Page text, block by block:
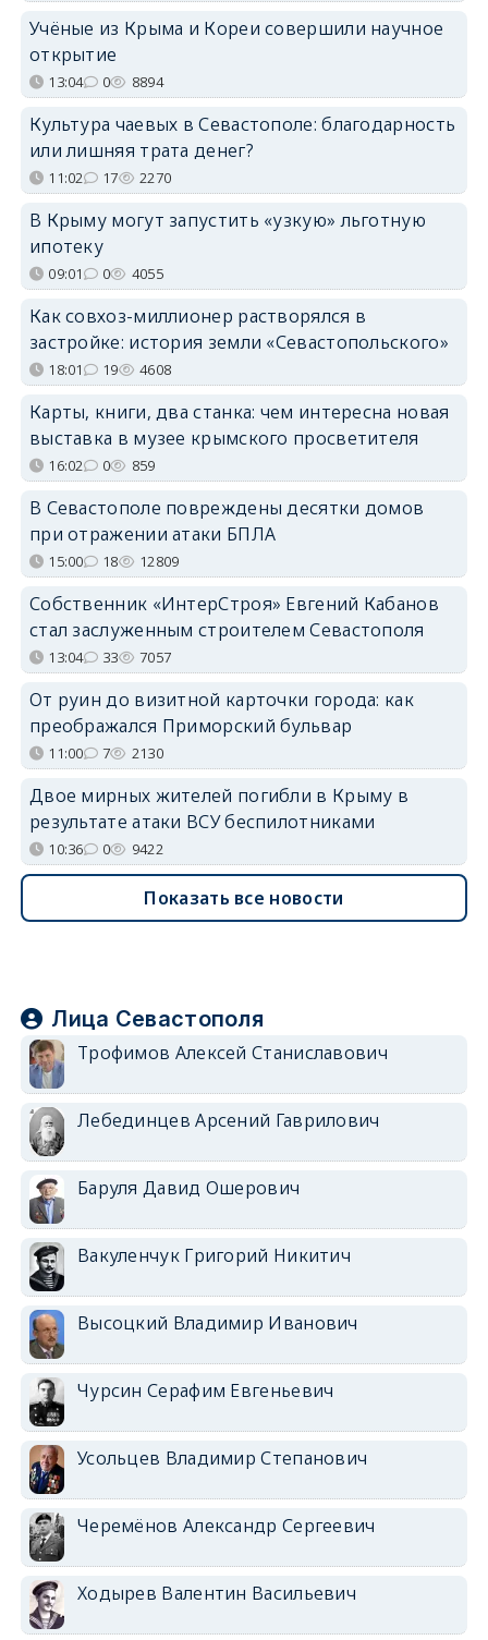
Учёные из Крыма и Кореи совершили научное
открытие
13:04 0 8894
Культура чаевых в Севастополе: благодарность
или лишняя трата денег?
11:02 17 2270
В Крыму могут запустить «узкую» льготную
ипотеку
09:01 0 4055
Как совхоз-миллионер растворялся в
застройке: история земли «Севастопольского»
18:01 19 4608
Карты, книги, два станка: чем интересна новая
выставка в музее крымского просветителя
16:02 0 859
В Севастополе повреждены десятки домов
при отражении атаки БПЛА
15:00 18 12809
Собственник «ИнтерСтроя» Евгений Кабанов
стал заслуженным строителем Севастополя
13:04 33 7057
От руин до визитной карточки города: как
преображался Приморский бульвар
11:00 7 2130
Двое мирных жителей погибли в Крыму в
результате атаки ВСУ беспилотниками
10:36 0 9422
Показать все новости
Лица Севастополя
Трофимов Алексей Станиславович
Лебединцев Арсений Гаврилович
Баруля Давид Ошерович
Вакуленчук Григорий Никитич
Высоцкий Владимир Иванович
Чурсин Серафим Евгеньевич
Усольцев Владимир Степанович
Черемёнов Александр Сергеевич
Ходырев Валентин Васильевич